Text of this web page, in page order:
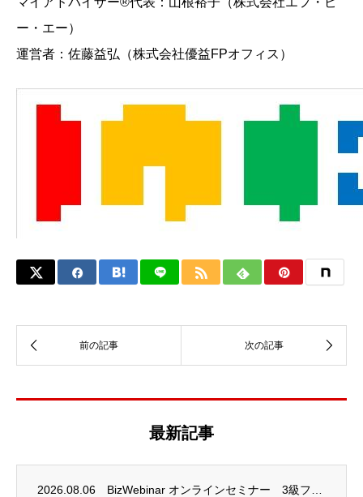
ー・エー）
運営者：佐藤益弘（株式会社優益FPオフィス）
最新記事
2026.08.06